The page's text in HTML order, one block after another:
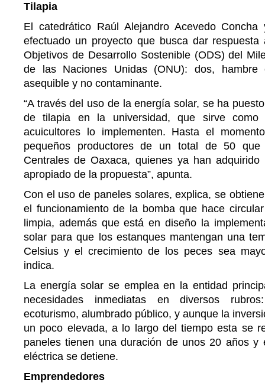
Tilapia
El catedrático Raúl Alejandro Acevedo
efectuado un proyecto que busca dar
Objetivos de Desarrollo Sostenible (ODS) del
de las Naciones Unidas (ONU): dos,
asequible y no contaminante.
“A través del uso de la energía solar, se ha
de tilapia en la universidad, que sirve
acuicultores lo implementen. Hasta el
pequeños productores de un total de 50
Centrales de Oaxaca, quienes ya han
apropiado de la propuesta”, apunta.
Con el uso de paneles solares, explica, se
el funcionamiento de la bomba que hace
limpia, además que está en diseño la
solar para que los estanques mantengan una
Celsius y el crecimiento de los peces sea
indica.
La energía solar se emplea en la entidad
necesidades inmediatas en diversos
ecoturismo, alumbrado público, y aunque la
un poco elevada, a lo largo del tiempo esta se
paneles tienen una duración de unos 20 años y
eléctrica se detiene.
Emprendedores